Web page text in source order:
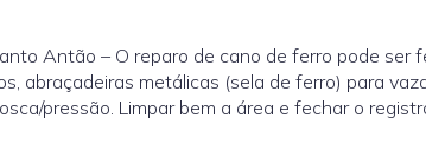
Antão – O reparo de cano de ferro pode ser
abraçadeiras metálicas (sela de ferro) para
pressão. Limpar bem a área e fechar o